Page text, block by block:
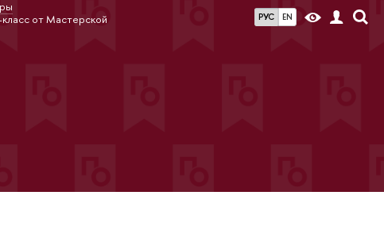
РУС EN
от Мастерской